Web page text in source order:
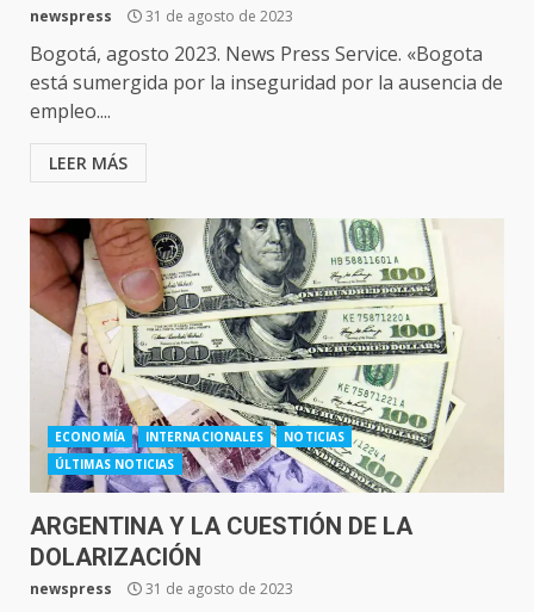
newspress 31 de agosto de 2023
Bogotá, agosto 2023. News Press Service. «Bogota
está sumergida por la inseguridad por la ausencia de
empleo....
LEER MÁS
ECONOMÍA INTERNACIONALES
NOTICIAS
ÚLTIMAS NOTICIAS
ARGENTINA Y LA CUESTIÓN DE LA
DOLARIZACIÓN
newspress 31 de agosto de 2023